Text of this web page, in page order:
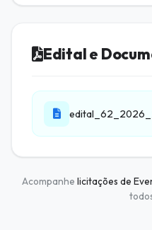
Edital e
Acompanhe licitações de